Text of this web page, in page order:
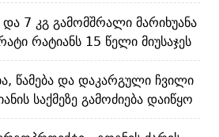
7 კგ გამომშრალი მარიხუანა
რატიანს 15 წელი მიუსაჯეს
წამება და დაკარგული ჩვილი
საქმეზე გამოძიება დაიწყო